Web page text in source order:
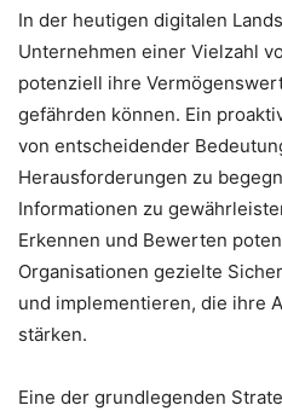
In der heutigen digitalen
Unternehmen einer Vielzahl
potenziell ihre
gefährden können. Ein
von entscheidender
Herausforderungen zu
Informationen zu
Erkennen und Bewerten
Organisationen gezielte
und implementieren, die ihre
stärken.
Eine der grundlegenden